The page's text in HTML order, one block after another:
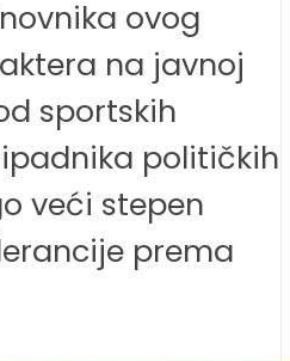
ovog
na javnoj
sportskih
političkih
veći stepen
prema